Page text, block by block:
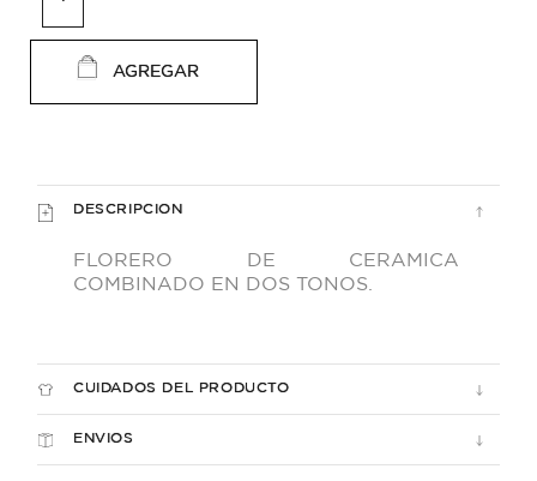
AGREGAR
DESCRIPCION
FLORERO DE CERAMICA
COMBINADO EN DOS TONOS.
CUIDADOS DEL PRODUCTO
ENVIOS